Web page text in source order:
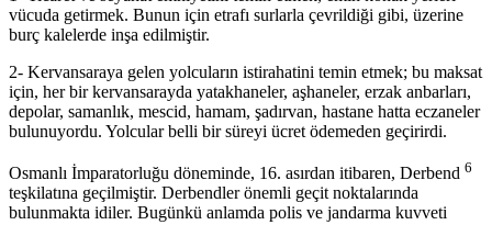
vücuda getirmek. Bunun için etrafı surlarla çevrildiği gibi, üzerine
burç kalelerde inşa edilmiştir.
2- Kervansaraya gelen yolcuların istirahatini temin etmek; bu maksat
için, her bir kervansarayda yatakhaneler, aşhaneler, erzak anbarları,
depolar, samanlık, mescid, hamam, şadırvan, hastane hatta eczaneler
bulunuyordu. Yolcular belli bir süreyi ücret ödemeden geçirirdi.
Osmanlı İmparatorluğu döneminde, 16. asırdan itibaren, Derbend 6
teşkilatına geçilmiştir. Derbendler önemli geçit noktalarında
bulunmakta idiler. Bugünkü anlamda polis ve jandarma kuvveti